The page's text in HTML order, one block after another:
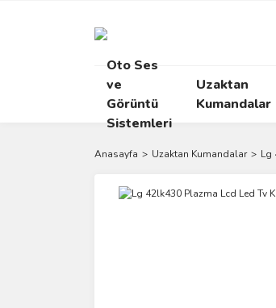
Oto Ses
ve
Görüntü
Sistemleri
Uzaktan
Kumandalar
Anasayfa Uzaktan Kumandalar Lg